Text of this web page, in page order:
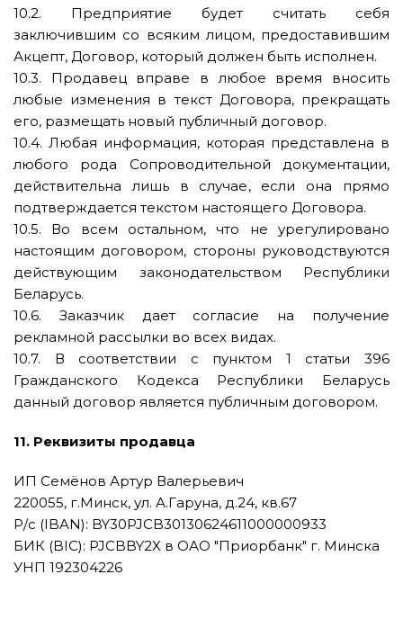
10.2. Предприятие будет считать себя
заключившим со всяким лицом, предоставившим
Акцепт, Договор, который должен быть исполнен.
10.3. Продавец вправе в любое время вносить
любые изменения в текст Договора, прекращать
его, размещать новый публичный договор.
10.4. Любая информация, которая представлена в
любого рода Сопроводительной документации,
действительна лишь в случае, если она прямо
подтверждается текстом настоящего Договора.
10.5. Во всем остальном, что не урегулировано
настоящим договором, стороны руководствуются
действующим законодательством Республики
Беларусь.
10.6. Заказчик дает согласие на получение
рекламной рассылки во всех видах.
10.7. В соответствии с пунктом 1 статьи 396
Гражданского Кодекса Республики Беларусь
данный договор является публичным договором.
11. Реквизиты продавца
ИП Семёнов Артур Валерьевич
220055, г.Минск, ул. А.Гаруна, д.24, кв.67
Р/с (IBAN): BY30PJCB30130624611000000933
БИК (BIC): PJCBBY2X в ОАО "Приорбанк" г. Минска
УНП 192304226